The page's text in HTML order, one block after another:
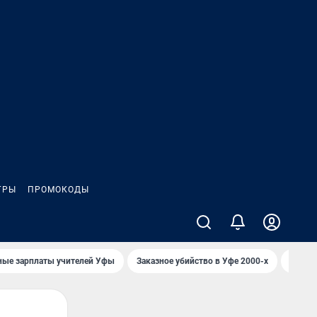
ПРОМОКОДЫ
зарплаты учителей Уфы Заказное убийство в Уфе 2000-х